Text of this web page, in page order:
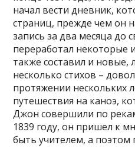
начал вести дневник,
страниц, прежде чем он
запись за два месяца до
переработал некоторые
также составил и новые,
несколько стихов –
протяжении нескольких
путешествия на каноэ,
Джон совершили по
1839 году, он пришел к
быть учителем, а поэтом